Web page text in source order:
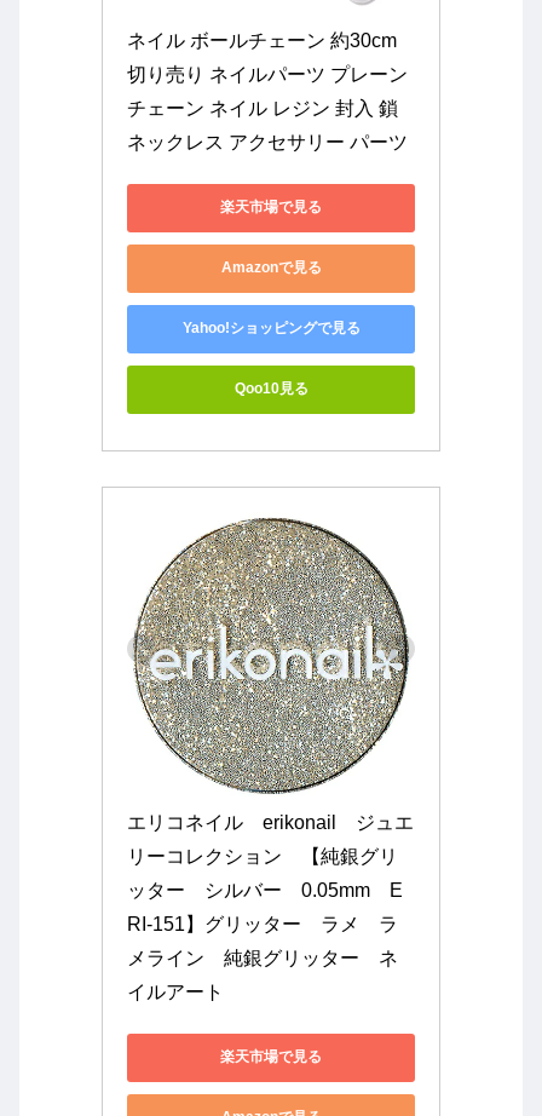
ネイル ボールチェーン 約30cm
切り売り ネイルパーツ プレーン
チェーン ネイル レジン 封入 鎖
ネックレス アクセサリー パーツ
楽天市場で見る
Amazonで見る
Yahoo!ショッピングで見る
Qoo10見る
エリコネイル　erikonail　ジュエ
リーコレクション　【純銀グリ
ッター　シルバー　0.05mm　E
RI-151】グリッター　ラメ　ラ
メライン　純銀グリッター　ネ
イルアート
楽天市場で見る